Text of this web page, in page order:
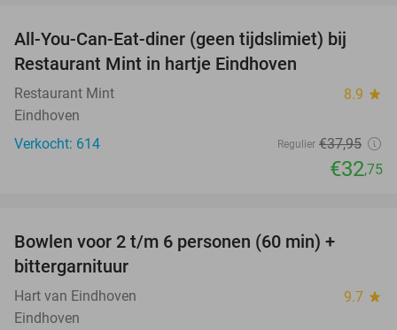
14%
All-You-Can-Eat-diner (geen tijdslimiet) bij
Restaurant Mint in hartje Eindhoven
Restaurant Mint 8.9 star
Eindhoven
Verkocht: 614
Regulier €37,95
€32,75
Bowlen voor 2 t/m 6 personen (60 min) +
bittergarnituur
Hart van Eindhoven 9.7 star
Eindhoven